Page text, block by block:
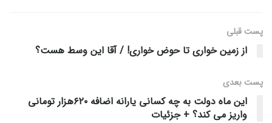
پست قبلی
از زمین خواری تا حوض خواری! / آقا این وسط هست؟
پست‌ بعدی
این ماه دولت به چه کسانی یارانه اضافه ۶۲۰هزار تومانی
واریز می کند؟ + جزئیات